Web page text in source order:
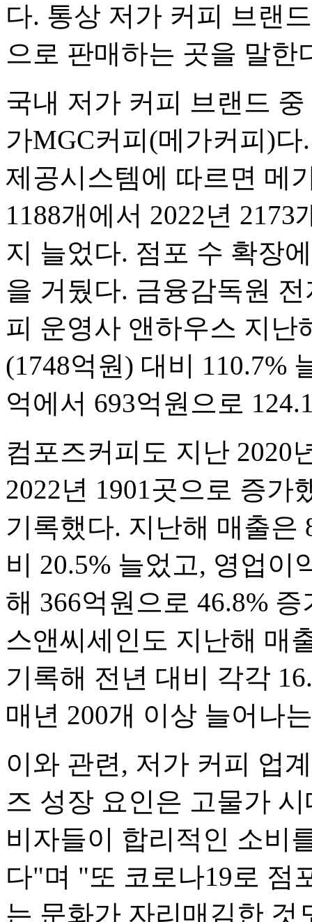
다. 통상 저가 커피 브랜
으로 판매하는 곳을 말한
국내 저가 커피 브랜드
가MGC커피(메가커피)
제공시스템에 따르면 메
1188개에서 2022년
지 늘었다. 점포 수 확장
을 거뒀다. 금융감독원
피 운영사 앤하우스 지난
(1748억원) 대비 110.7%
억에서 693억원으로
컴포즈커피도 지난 2020
2022년 1901곳으로 증가
기록했다. 지난해 매출은
비 20.5% 늘었고, 영업이
해 366억원으로 46.8%
스앤씨세인도 지난해 매
기록해 전년 대비 각각
매년 200개 이상 늘어나
이와 관련, 저가 커피 업
즈 성장 요인은 고물가
비자들이 합리적인 소비
다"며 "또 코로나19로 점
는 문화가 자리매김한 것